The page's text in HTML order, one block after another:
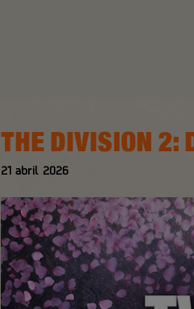
21 abril 2026
THE DIVISION 2: